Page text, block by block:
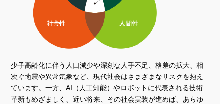
少子高齢化に伴う人口減少や深刻な人手不足、格差の拡大、相
次ぐ地震や異常気象など、現代社会はさまざまなリスクを抱え
ています。一方、AI（人工知能）やロボットに代表される技術
革新もめざましく、近い将来、その社会実装が進めば、あらゆ